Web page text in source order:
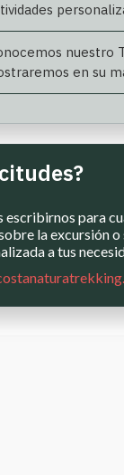
nuestro
en su
escribirnos para
la excursión
a tus